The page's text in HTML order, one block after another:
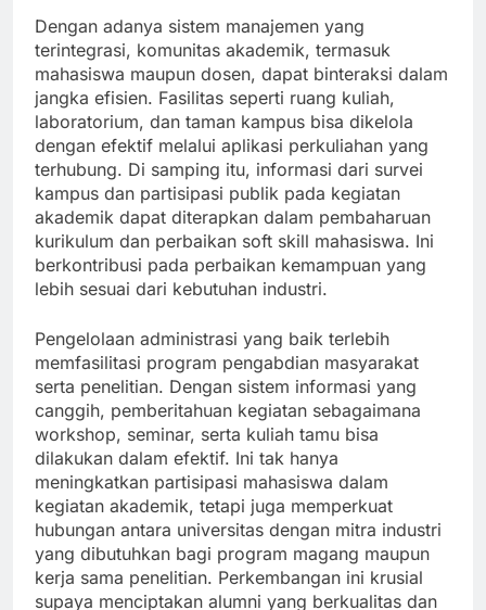
Dengan adanya sistem manajemen yang
terintegrasi, komunitas akademik, termasuk
mahasiswa maupun dosen, dapat binteraksi dalam
jangka efisien. Fasilitas seperti ruang kuliah,
laboratorium, dan taman kampus bisa dikelola
dengan efektif melalui aplikasi perkuliahan yang
terhubung. Di samping itu, informasi dari survei
kampus dan partisipasi publik pada kegiatan
akademik dapat diterapkan dalam pembaharuan
kurikulum dan perbaikan soft skill mahasiswa. Ini
berkontribusi pada perbaikan kemampuan yang
lebih sesuai dari kebutuhan industri.
Pengelolaan administrasi yang baik terlebih
memfasilitasi program pengabdian masyarakat
serta penelitian. Dengan sistem informasi yang
canggih, pemberitahuan kegiatan sebagaimana
workshop, seminar, serta kuliah tamu bisa
dilakukan dalam efektif. Ini tak hanya
meningkatkan partisipasi mahasiswa dalam
kegiatan akademik, tetapi juga memperkuat
hubungan antara universitas dengan mitra industri
yang dibutuhkan bagi program magang maupun
kerja sama penelitian. Perkembangan ini krusial
supaya menciptakan alumni yang berkualitas dan